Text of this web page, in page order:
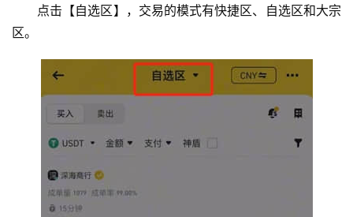
点击【自选区】，交易的模式有快捷区、自选区和大宗
区。